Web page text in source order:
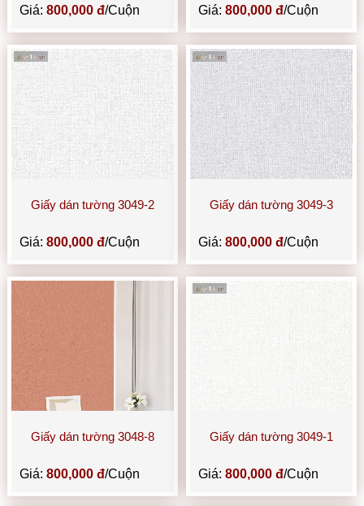
Giá:800,000 đ/Cuộn Giá: 800,000 đ/Cuộn
Giấy dán tường 3049-2
Giá:800,000 đ/Cuộn
Giấy dán tường 3049-3
Giá: 800,000 đ/Cuộn
Giấy dán tường 3048-8
Giá:800,000 đ/Cuộn
Giấy dán tường 3049-1
Giá: 800,000 đ/Cuộn